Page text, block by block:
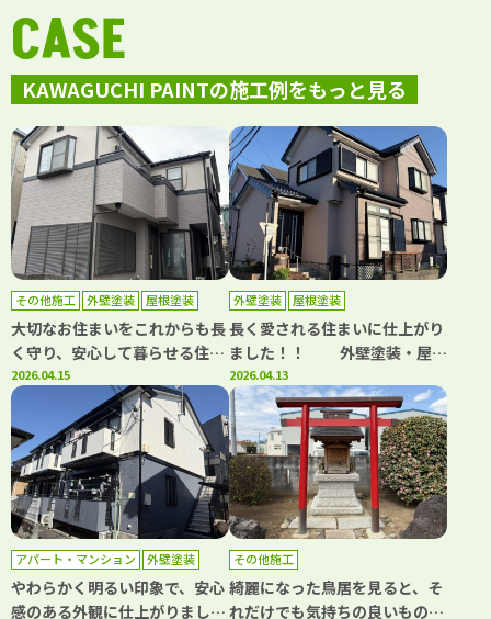
KAWAGUCHI PAINTの施工例をもっと見る
CASE
その他施工 外壁塗装 屋根塗装
大切なお住まいをこれからも長
く守り、安心して暮らせる住ま
いに仕上がりました！！ 外
壁塗装・屋根塗装・屋根棟板金
交換工事 川口市戸塚東 Y
様 ｜埼玉県川口市、蕨市の外
壁塗装・屋根塗装専門店カワグ
チペイント 口コミ評判
No,1！
2026.04.15
外壁塗装 屋根塗装
長く愛される住まいに仕上がり
ました！！ 外壁塗装・屋根
塗装工事 越谷市大泊 Y様
｜埼玉県川口市、蕨市の外壁塗
装・屋根塗装専門店カワグチペ
イント 口コミ評判No,1！
2026.04.13
アパート・マンション
外壁塗装
屋根塗装
やわらかく明るい印象で、安心
感のある外観に仕上がりまし
その他施工
綺麗になった鳥居を見ると、そ
れだけでも気持ちの良いもので